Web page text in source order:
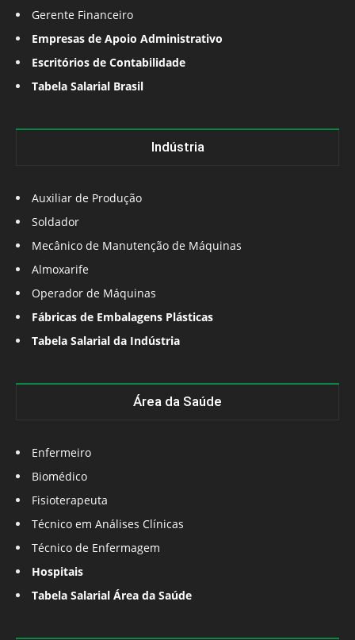
Gerente Financeiro
Empresas de Apoio Administrativo
Escritórios de Contabilidade
Tabela Salarial Brasil
Indústria
Auxiliar de Produção
Soldador
Mecânico de Manutenção de Máquinas
Almoxarife
Operador de Máquinas
Fábricas de Embalagens Plásticas
Tabela Salarial da Indústria
Área da Saúde
Enfermeiro
Biomédico
Fisioterapeuta
Técnico em Análises Clínicas
Técnico de Enfermagem
Hospitais
Tabela Salarial Área da Saúde